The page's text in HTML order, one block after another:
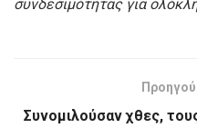
συνδεσιμότητας για
Συνομιλούσαν χθες,